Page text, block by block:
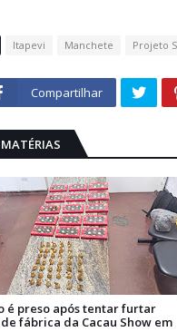
Itapevi Manchete Projeto
Compartilhar
é preso após tentar furtar
fábrica da Cacau Show em